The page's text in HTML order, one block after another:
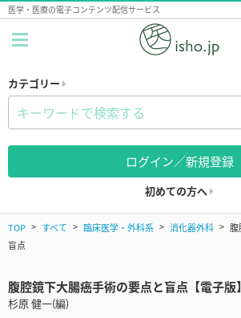
医学・医療の電子コンテンツ配信サービス
カテゴリー
ログイン／新規登録
初めての方へ
TOP すべて 臨床医学・外科系 消化器外科
腹
盲点
腹腔鏡下大腸癌手術の要点と盲点【電子版】
杉原 健一(編)